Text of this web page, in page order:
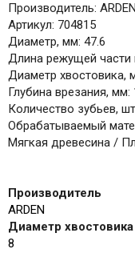
Производитель: ARDEN
Артикул: 704815
Диаметр, мм: 47.6
Длина режущей части
Диаметр хвостовика,
Глубина врезания, мм:
Количество зубьев,
Обрабатываемый
Мягкая древесина /
Производитель
ARDEN
Диаметр
8